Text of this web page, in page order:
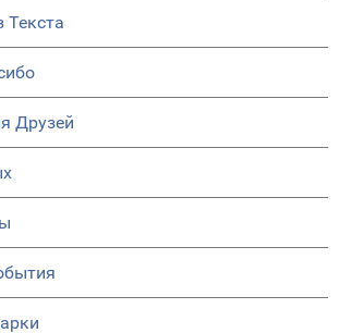
Текста
Друзей